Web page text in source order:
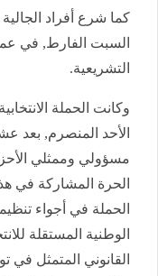
كما شرع أفراد الجالية
السبت الفارط, في
التشريعية.
وكانت الحملة
الأحد المنصرم, بعد
مسؤولي وممثلي
الحرة المشاركة في
الحملة في أجواء
الوطنية المستقلة
القانوني المتمثل في